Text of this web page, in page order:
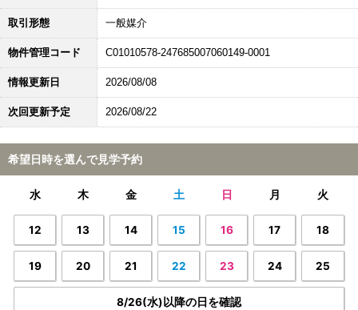
取引形態 一般媒介
物件管理コード C01010578-247685007060149-0001
情報更新日 2026/08/08
次回更新予定 2026/08/22
希望日時を選んで見学予約
水 木 金 土 日 月 火
12 13 14 15 16 17 18
19 20 21 22 23 24 25
8/26(水)以降の日を確認